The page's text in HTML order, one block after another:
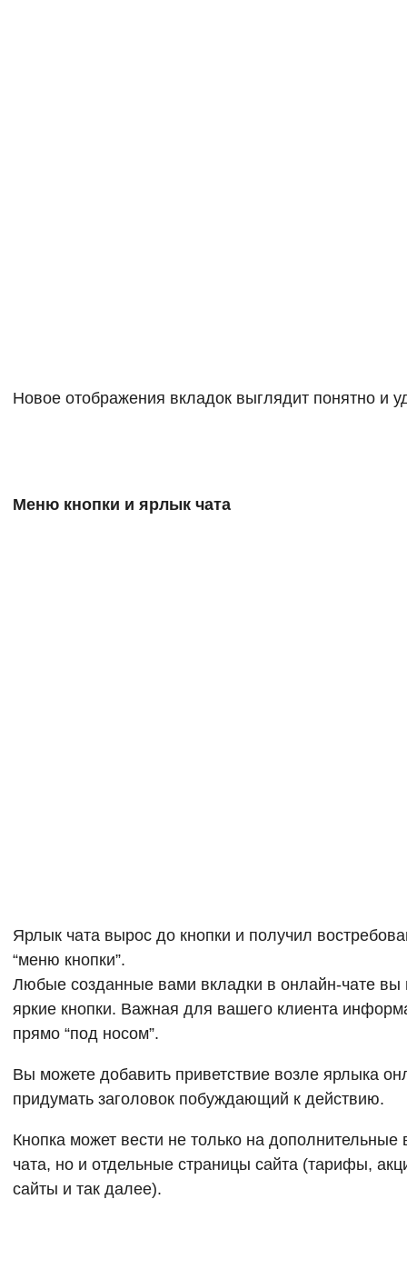
Новое отображения вкладок выглядит понятно и
Меню кнопки и ярлык чата
Ярлык чата вырос до кнопки и получил
“меню кнопки”.
Любые созданные вами вкладки в онлайн-чате вы
яркие кнопки. Важная для вашего клиента
прямо “под носом”.
Вы можете добавить приветствие возле ярлыка
придумать заголовок побуждающий к действию.
Кнопка может вести не только на дополнительные
чата, но и отдельные страницы сайта (тарифы,
сайты и так далее).